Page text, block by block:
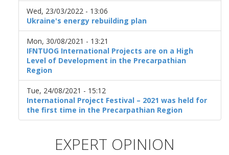
Wed, 23/03/2022 - 13:06
Ukraine's energy rebuilding plan
Mon, 30/08/2021 - 13:21
IFNTUOG International Projects are on a High
Level of Development in the Precarpathian
Region
Tue, 24/08/2021 - 15:12
International Project Festival – 2021 was held for
the first time in the Precarpathian Region
EXPERT OPINION